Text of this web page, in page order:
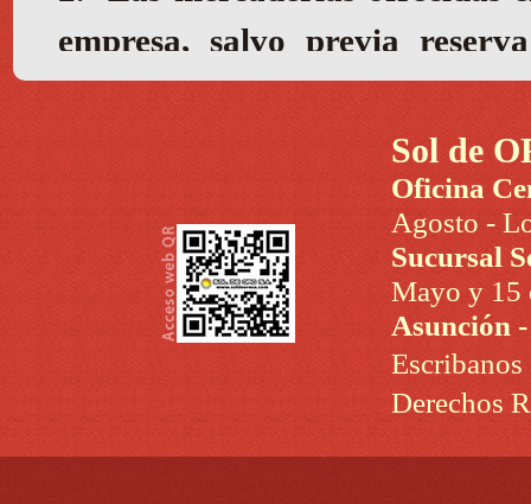
Sol de
Oficina
Agosto -
Sucursal
Mayo y 15
Asunción
Derechos